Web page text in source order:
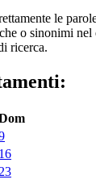
le
o sinonimi nel
ricerca.
16
23